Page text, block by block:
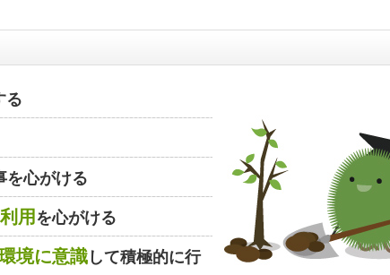
る
を心がける
用 を心がける
境に意識して積極的に行